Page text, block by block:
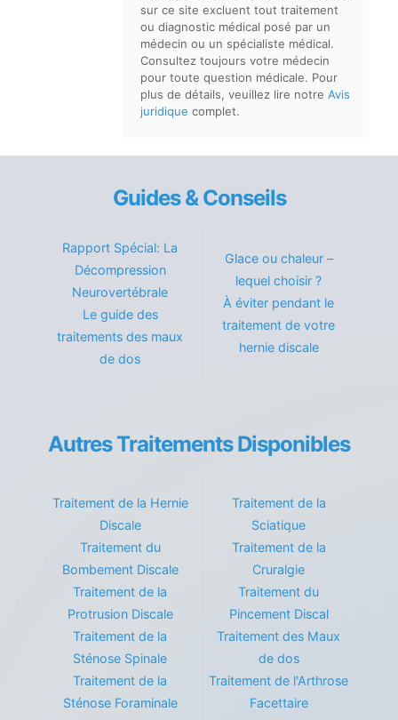
sur ce site excluent tout traitement
ou diagnostic médical posé par un
médecin ou un spécialiste médical.
Consultez toujours votre médecin
pour toute question médicale. Pour
plus de détails, veuillez lire notre Avis
juridique complet.
Guides & Conseils
Rapport Spécial: La
Décompression
Neurovertébrale
Le guide des
traitements des maux
de dos
Glace ou chaleur –
lequel choisir ?
À éviter pendant le
traitement de votre
hernie discale
Autres Traitements Disponibles
Traitement de la Hernie
Discale
Traitement du
Bombement Discale
Traitement de la
Protrusion Discale
Traitement de la
Sténose Spinale
Traitement de la
Sténose Foraminale
Traitement de la
Sciatique
Traitement de la
Cruralgie
Traitement du
Pincement Discal
Traitement des Maux
de dos
Traitement de l'Arthrose
Facettaire